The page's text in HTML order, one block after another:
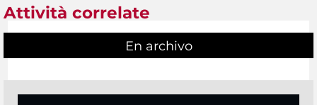
Attività correlate
En archivo